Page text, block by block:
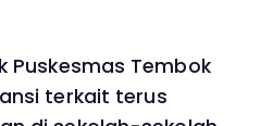
Puskesmas Tembok
terkait terus